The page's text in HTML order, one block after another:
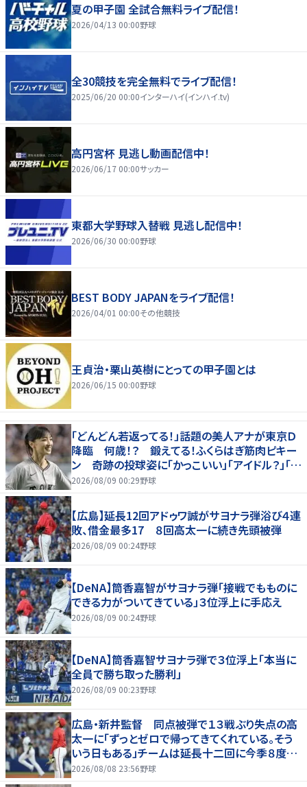
夏の甲子園 全試合無料ライブ配信！
2026/04/13 00:00野球
全30競技を完全無料でライブ配信！
2025/06/20 00:00インターハイ(インハイ.tv)
高円宮杯 見逃し動画配信中！
2026/06/17 00:00サッカー
東都大学野球入替戦 見逃し配信中！
2026/06/30 00:00野球
BEST BODY JAPANをライブ配信！
2026/04/01 00:00その他競技
王貞治・栗山英樹にとっての甲子園とは
2026/06/15 00:00野球
「どんどん若返ってる！」話題の美人アナが東京Ｄ
降臨 何歳！？ 鍛えてる！ふくらはぎ筋肉ピキー
ン 奇跡の投球姿に「かっこいい」「アイドル？」「女
神」
2026/08/09 00:29野球
【広島】延長12回アドゥワ誠がサヨナラ弾浴び４連
敗、借金最多17 ８回高太一に続き先頭被弾
2026/08/09 00:24野球
【DeNA】筒香嘉智がサヨナラ弾「接戦でもものに
できる力がついてきている」３位浮上に手応え
2026/08/09 00:24野球
【DeNA】筒香嘉智サヨナラ弾で３位浮上「本当に
全員で勝ち取った勝利」
2026/08/09 00:23野球
広島・新井監督 同点被弾で１３戦ぶり失点の高
太一に「ずっとゼロで帰ってきてくれている。そう
いう日もある」チームは延長十二回に今季８度目
サヨナラ負け
2026/08/08 23:56野球